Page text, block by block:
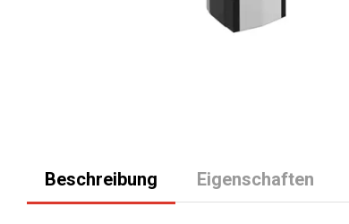
Beschreibung Eigenschaften